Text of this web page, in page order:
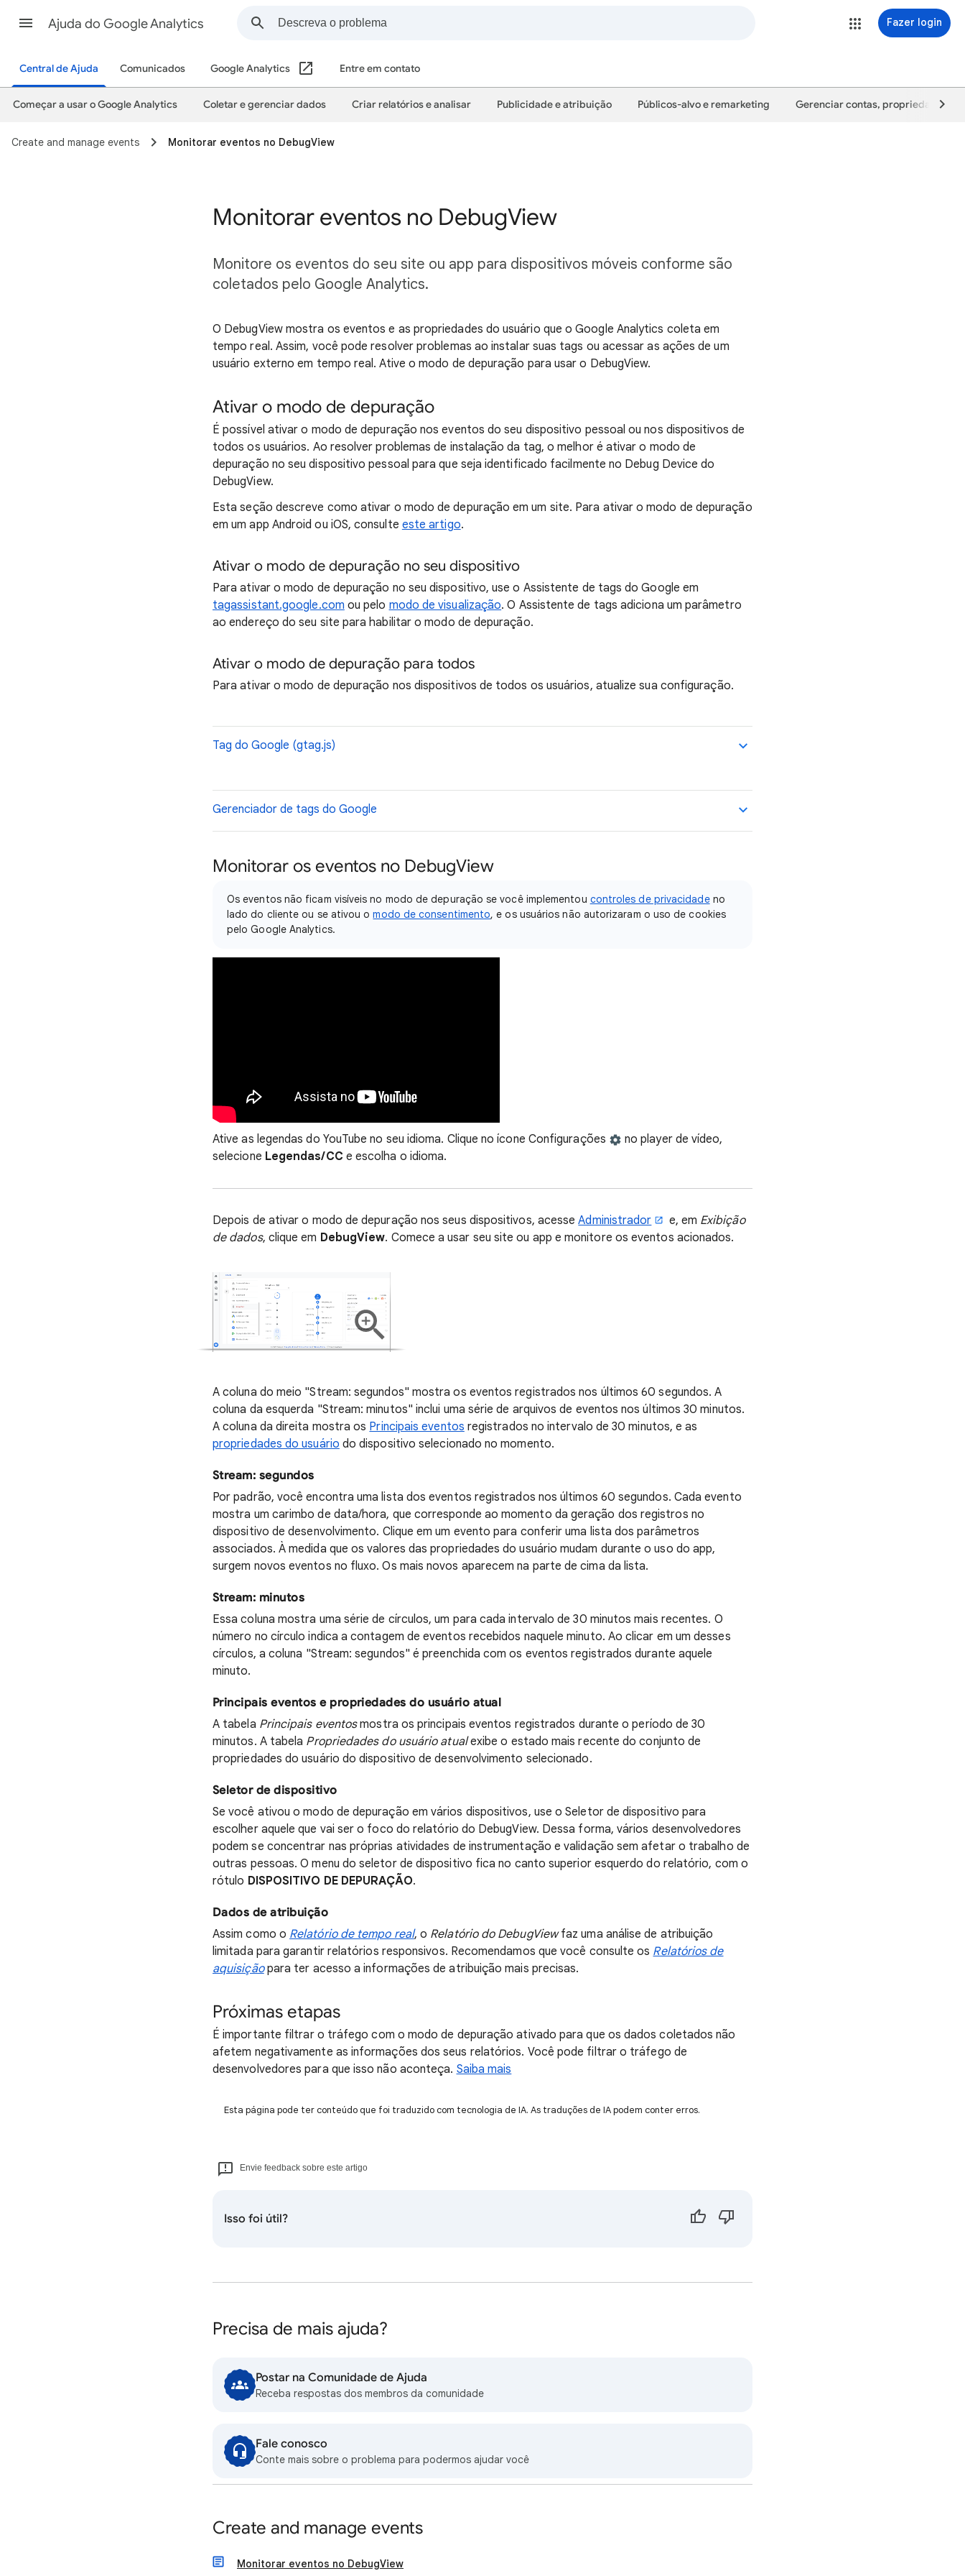
Ajuda do Google Analytics Fazer login
Central de Ajuda Comunicados Google Analytics Entre em contato
Começar a usar o Google Analytics Coletar e gerenciar dados Criar relatórios e analisar Publicidade e atribuição Públicos-alvo e remarketing Gerenciar contas, propriedades e
Create and manage events Monitorar eventos no DebugView
Monitorar eventos no DebugView
Monitore os eventos do seu site ou app para dispositivos móveis conforme são
coletados pelo Google Analytics.
O DebugView mostra os eventos e as propriedades do usuário que o Google Analytics coleta em
tempo real. Assim, você pode resolver problemas ao instalar suas tags ou acessar as ações de um
usuário externo em tempo real. Ative o modo de depuração para usar o DebugView.
Ativar o modo de depuração
É possível ativar o modo de depuração nos eventos do seu dispositivo pessoal ou nos dispositivos de
todos os usuários. Ao resolver problemas de instalação da tag, o melhor é ativar o modo de
depuração no seu dispositivo pessoal para que seja identificado facilmente no Debug Device do
DebugView.
Esta seção descreve como ativar o modo de depuração em um site. Para ativar o modo de depuração
em um app Android ou iOS, consulte este artigo.
Ativar o modo de depuração no seu dispositivo
Para ativar o modo de depuração no seu dispositivo, use o Assistente de tags do Google em
tagassistant.google.com ou pelo modo de visualização. O Assistente de tags adiciona um parâmetro
ao endereço do seu site para habilitar o modo de depuração.
Ativar o modo de depuração para todos
Para ativar o modo de depuração nos dispositivos de todos os usuários, atualize sua configuração.
Tag do Google (gtag.js)
Gerenciador de tags do Google
Monitorar os eventos no DebugView
Os eventos não ficam visíveis no modo de depuração se você implementou controles de privacidadeno
lado do cliente ou se ativou omodo de consentimento, e os usuários não autorizaram o uso de cookies
pelo Google Analytics.
Ative as legendas do YouTube no seu idioma. Clique no ícone Configurações
no player de vídeo,
selecione Legendas/CC e escolha o idioma.
Depois de ativar o modo de depuração nos seus dispositivos, acesseAdministrador e, em Exibição
de dados, clique em DebugView. Comece a usar seu site ou app e monitore os eventos acionados.
A coluna do meio "Stream: segundos" mostra os eventos registrados nos últimos 60 segundos. A
coluna da esquerda "Stream: minutos" inclui uma série de arquivos de eventos nos últimos 30 minutos.
A coluna da direita mostra os Principais eventos registrados no intervalo de 30 minutos, e as
propriedades do usuário do dispositivo selecionado no momento.
Stream: segundos
Por padrão, você encontra uma lista dos eventos registrados nos últimos 60 segundos. Cada evento
mostra um carimbo de data/hora, que corresponde ao momento da geração dos registros no
dispositivo de desenvolvimento. Clique em um evento para conferir uma lista dos parâmetros
associados. À medida que os valores das propriedades do usuário mudam durante o uso do app,
surgem novos eventos no fluxo. Os mais novos aparecem na parte de cima da lista.
Stream: minutos
Essa coluna mostra uma série de círculos, um para cada intervalo de 30 minutos mais recentes. O
número no círculo indica a contagem de eventos recebidos naquele minuto. Ao clicar em um desses
círculos, a coluna "Stream: segundos" é preenchida com os eventos registrados durante aquele
minuto.
Principais eventos e propriedades do usuário atual
A tabela Principais eventosmostra os principais eventos registrados durante o período de 30
minutos. A tabela Propriedades do usuário atualexibe o estado mais recente do conjunto de
propriedades do usuário do dispositivo de desenvolvimento selecionado.
Seletor de dispositivo
Se você ativou o modo de depuração em vários dispositivos, use o Seletor de dispositivo para
escolher aquele que vai ser o foco do relatório do DebugView. Dessa forma, vários desenvolvedores
podem se concentrar nas próprias atividades de instrumentação e validação sem afetar o trabalho de
outras pessoas. O menu do seletor de dispositivo fica no canto superior esquerdo do relatório, com o
rótulo DISPOSITIVO DE DEPURAÇÃO.
Dados de atribuição
Assim como o Relatório de tempo real, o Relatório do DebugViewfaz uma análise de atribuição
limitada para garantir relatórios responsivos. Recomendamos que você consulte os Relatórios de
aquisiçãopara ter acesso a informações de atribuição mais precisas.
Próximas etapas
É importante filtrar o tráfego com o modo de depuração ativado para que os dados coletados não
afetem negativamente as informações dos seus relatórios. Você pode filtrar o tráfego de
desenvolvedores para que isso não aconteça. Saiba mais
Esta página pode ter conteúdo que foi traduzido com tecnologia de IA. As traduções de IA podem conter erros.
Envie feedback sobre este artigo
Isso foi útil?
Precisa de mais ajuda?
Postar na Comunidade de Ajuda
Receba respostas dos membros da comunidade
Fale conosco
Conte mais sobre o problema para podermos ajudar você
Create and manage events
Monitorar eventos no DebugView